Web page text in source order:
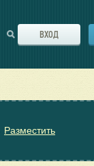
ВХОД
Разместить